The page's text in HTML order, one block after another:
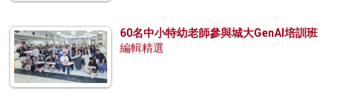
60名中小特幼老師參與城大GenAI培訓班
編輯精選